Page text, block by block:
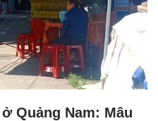
Quảng Nam: Mâu